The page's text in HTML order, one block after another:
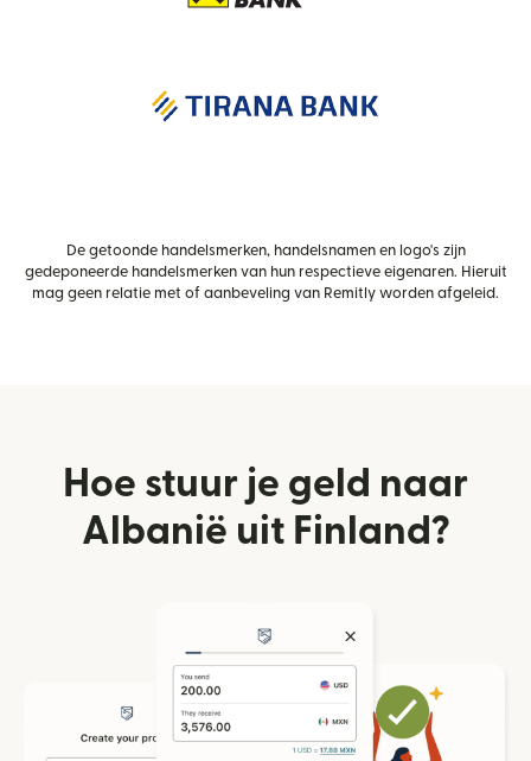
De getoonde handelsmerken, handelsnamen en logo's zijn
gedeponeerde handelsmerken van hun respectieve eigenaren. Hieruit
mag geen relatie met of aanbeveling van Remitly worden afgeleid.
Hoe stuur je geld naar
Albanië uit Finland?